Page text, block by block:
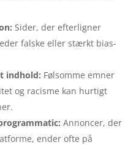
Sider, der efterligner
falske eller stærkt bias-
indhold: Følsomme emner
og racisme kan hurtigt
Annoncer, der
ender ofte på